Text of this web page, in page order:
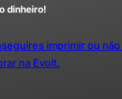
dinheiro!
imprimir ou
na Evolt.